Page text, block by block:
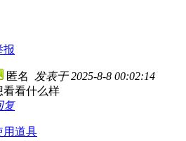
报
匿名 发表于 2025-8-8 00:02:14
看看什么样
复
用道具